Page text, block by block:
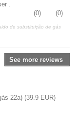
.
(0)
(0)
de substituição de gás
See more reviews
22a) (39.9 EUR)